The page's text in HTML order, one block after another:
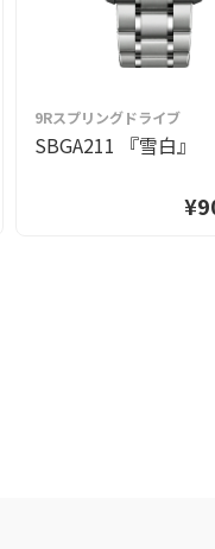
9Rスプリングドライブ
SBGA211 『雪白』